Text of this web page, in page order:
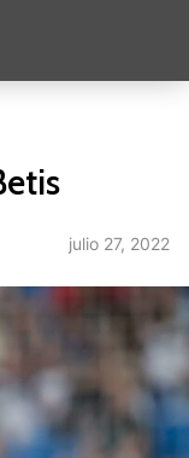
julio 27, 2022